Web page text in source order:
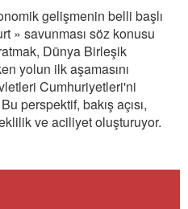
gelişmenin belli başlı
» savunması söz konusu
Dünya Birleşik
yolun ilk aşamasını
Cumhuriyetleri'ni
perspektif, bakış açısı,
ve aciliyet oluşturuyor.